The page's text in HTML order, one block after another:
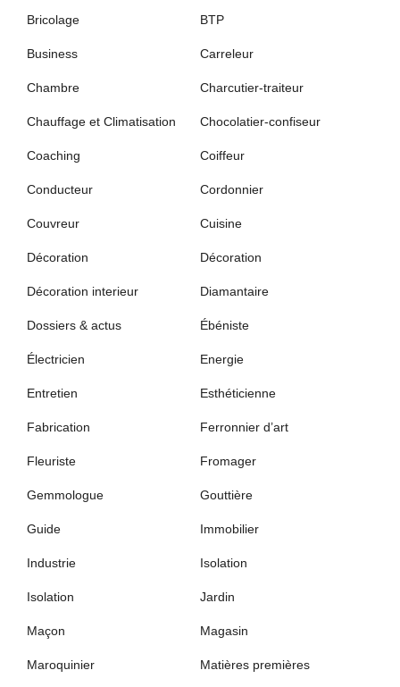
Bricolage BTP
Business Carreleur
Chambre Charcutier-traiteur
Chauffage et Climatisation Chocolatier-confiseur
Coaching Coiffeur
Conducteur Cordonnier
Couvreur Cuisine
Décoration Décoration
Décoration interieur Diamantaire
Dossiers & actus Ébéniste
Électricien Energie
Entretien Esthéticienne
Fabrication Ferronnier d’art
Fleuriste Fromager
Gemmologue Gouttière
Guide Immobilier
Industrie Isolation
Isolation Jardin
Maçon Magasin
Maroquinier Matières premières